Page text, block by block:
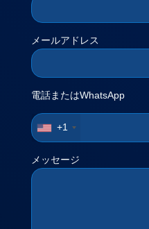
メールアドレス
電話またはWhatsApp
+1
メッセージ